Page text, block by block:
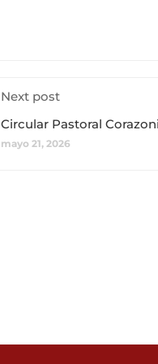
Next post
Circular Pastoral
mayo 21, 2026